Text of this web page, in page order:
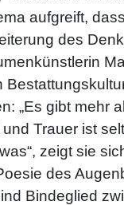
aufgreift,
des
„Es gibt mehr
Trauer ist
zeigt sie
des
Bindeglied